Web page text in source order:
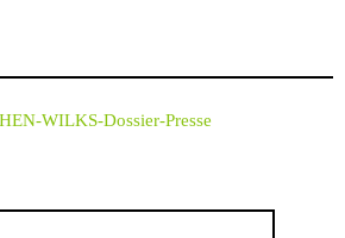
WILKS-Dossier-Presse